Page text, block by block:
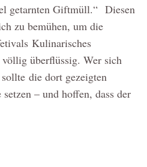
getarnten Giftmüll.“ Diesen
zu bemühen, um die
Kulinarisches
überflüssig. Wer sich
die dort gezeigten
– und hoffen, dass der